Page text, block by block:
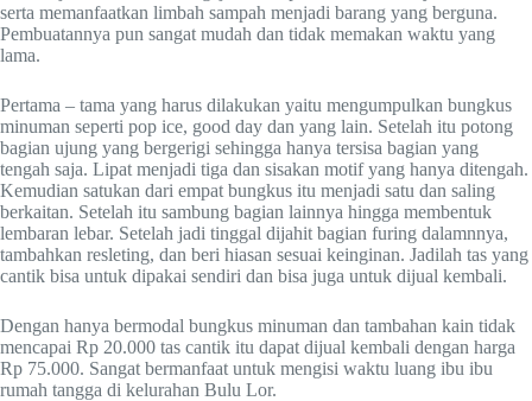
serta memanfaatkan limbah sampah menjadi barang yang berguna.
Pembuatannya pun sangat mudah dan tidak memakan waktu yang
lama.
Pertama – tama yang harus dilakukan yaitu mengumpulkan bungkus
minuman seperti pop ice, good day dan yang lain. Setelah itu potong
bagian ujung yang bergerigi sehingga hanya tersisa bagian yang
tengah saja. Lipat menjadi tiga dan sisakan motif yang hanya ditengah.
Kemudian satukan dari empat bungkus itu menjadi satu dan saling
berkaitan. Setelah itu sambung bagian lainnya hingga membentuk
lembaran lebar. Setelah jadi tinggal dijahit bagian furing dalamnnya,
tambahkan resleting, dan beri hiasan sesuai keinginan. Jadilah tas yang
cantik bisa untuk dipakai sendiri dan bisa juga untuk dijual kembali.
Dengan hanya bermodal bungkus minuman dan tambahan kain tidak
mencapai Rp 20.000 tas cantik itu dapat dijual kembali dengan harga
Rp 75.000. Sangat bermanfaat untuk mengisi waktu luang ibu ibu
rumah tangga di kelurahan Bulu Lor.